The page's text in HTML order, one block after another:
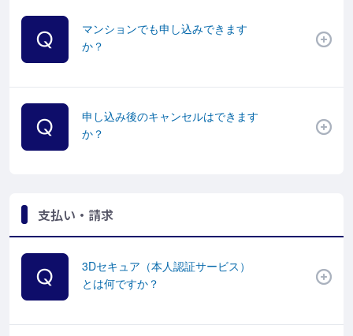
マンションでも申し込みできます
か？
申し込み後のキャンセルはできます
か？
支払い・請求
3Dセキュア（本人認証サービス）
とは何ですか？